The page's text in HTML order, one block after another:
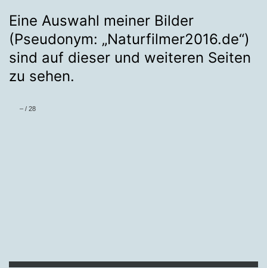
Eine Auswahl meiner Bilder
(Pseudonym: „Naturfilmer2016.de“)
sind auf dieser und weiteren Seiten
zu sehen.
– / 28